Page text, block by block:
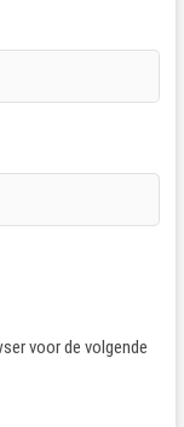
voor de volgende